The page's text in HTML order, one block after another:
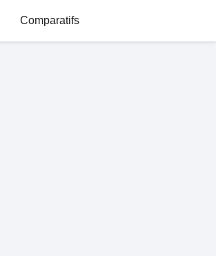
Comparatifs